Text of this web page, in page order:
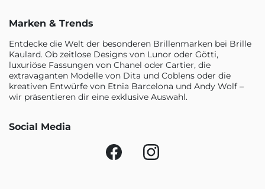
Marken & Trends
Entdecke die Welt der besonderen Brillenmarken bei Brille
Kaulard. Ob zeitlose Designs von Lunor oder Götti,
luxuriöse Fassungen von Chanel oder Cartier, die
extravaganten Modelle von Dita und Coblens oder die
kreativen Entwürfe von Etnia Barcelona und Andy Wolf –
wir präsentieren dir eine exklusive Auswahl.
Social Media